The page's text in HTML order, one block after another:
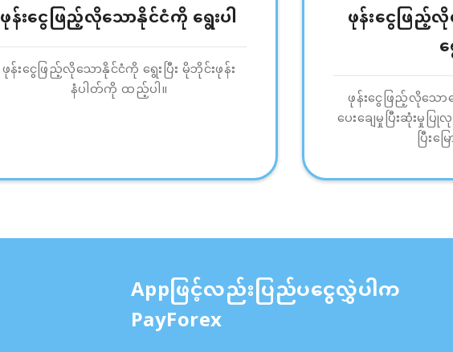
ဖုန်းငွေဖြည့်လိုသောနိုင်ငံကို ရွေးပါ
ဖုန်းငွေဖြည့်လိုသောနိုင်ငံကို ရွေးပြီး မိုဘိုင်းဖုန်း
နံပါတ်ကို ထည့်ပါ။
ဖုန်းငွေဖြည့်
ဖုန်းငွေဖြည့်လိုသော
ပေးချေမှုပြီးဆုံးမှုပ
ပြီးမြ
Appဖြင့်လည်းပြည်ပငွေလွှဲပါက
PayForex